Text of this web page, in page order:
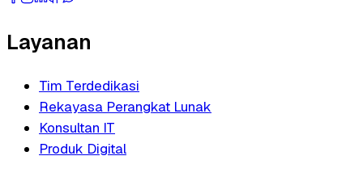
Layanan
Tim Terdedikasi
Rekayasa Perangkat Lunak
Konsultan IT
Produk Digital